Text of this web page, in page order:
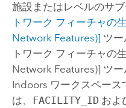
施設またはレベルのサブ
トワーク フィーチャの
Network Features)]ツー
トワーク フィーチャの
Network Features)] ツ
Indoors ワークスペー
は、
FACILITY_IDおよ